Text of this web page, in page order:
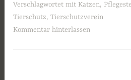
Verschlagwortet mit Katzen,
Tierschutz,Tierschutzverein
Kommentar hinterlassen